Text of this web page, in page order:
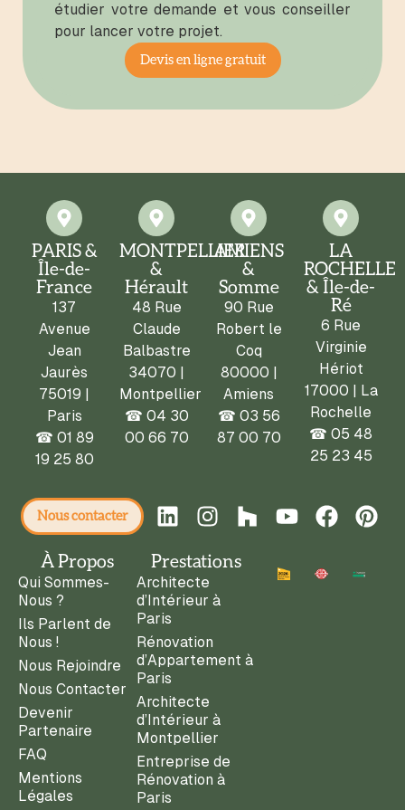
étudier votre demande et vous conseiller
pour lancer votre projet.
Devis en ligne gratuit
PARIS &
Île-de-
France
137
Avenue
Jean
Jaurès
75019 |
Paris
☎ 01 89
19 25 80
MONTPELLIER
&
Hérault
48 Rue
Claude
Balbastre
34070 |
Montpellier
☎ 04 30
00 66 70
AMIENS
&
Somme
90 Rue
Robert le
Coq
80000 |
Amiens
☎ 03 56
87 00 70
LA
ROCHELLE
& Île-de-
Ré
6 Rue
Virginie
Hériot
17000 | La
Rochelle
☎ 05 48
25 23 45
Nous contacter
À Propos
Qui Sommes-
Nous ?
Ils Parlent de
Nous !
Nous Rejoindre
Nous Contacter
Devenir
Partenaire
FAQ
Mentions
Légales
Prestations
Architecte
d’Intérieur à
Paris
Rénovation
d’Appartement à
Paris
Architecte
d’Intérieur à
Montpellier
Entreprise de
Rénovation à
Paris